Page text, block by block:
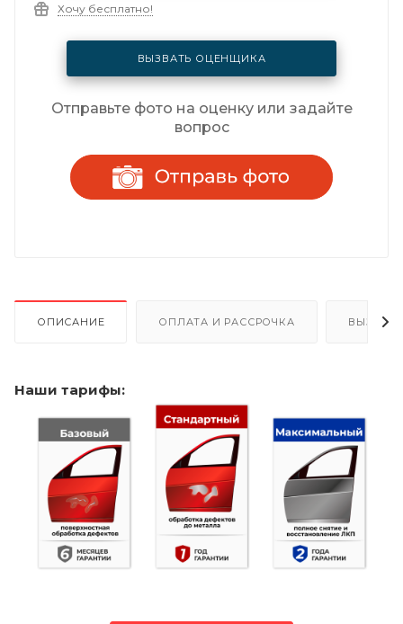
Хочу бесплатно!
ВЫЗВАТЬ ОЦЕНЩИКА
Отправьте фото на оценку или задайте
вопрос
ОПИСАНИЕ ОПЛАТА И РАССРОЧКА ВЫЗОВ
Наши тарифы: